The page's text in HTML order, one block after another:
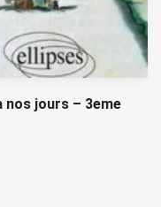
nos jours – 3eme